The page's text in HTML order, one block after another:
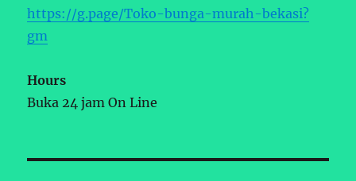
https://g.page/Toko-bunga-murah-bekasi?
gm
Hours
Buka 24 jam On Line